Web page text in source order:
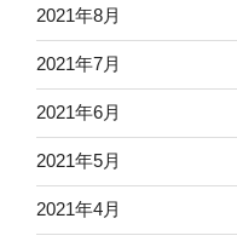
2021年8月
2021年7月
2021年6月
2021年5月
2021年4月